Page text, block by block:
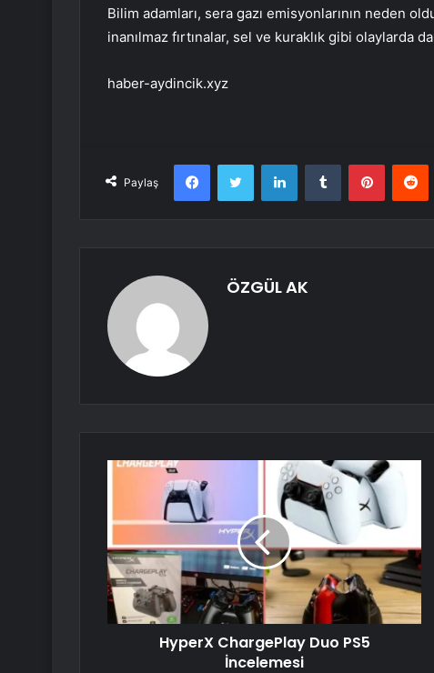
Bilim adamları, sera gazı emisyonlarının neden
inanılmaz fırtınalar, sel ve kuraklık gibi olaylarda
haber-aydincik.xyz
Paylaş
FacebookTwitter LinkedInTumblr Pinterest
ÖZGÜL AK
HyperX ChargePlay Duo PS5
İncelemesi